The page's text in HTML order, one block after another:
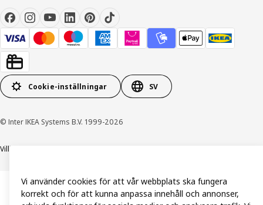
Cookie-inställningar SV
© Inter IKEA Systems B.V. 1999-2026
Villkor
Vi använder cookies för att vår webbplats ska fungera
korrekt och för att kunna anpassa innehåll och annonser,